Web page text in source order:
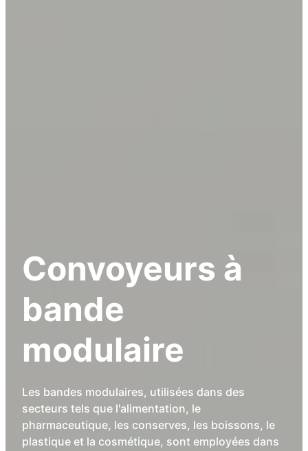
Convoyeurs à
bande
modulaire
Les bandes modulaires, utilisées dans des
secteurs tels que l'alimentation, le
pharmaceutique, les conserves, les boissons, le
plastique et la cosmétique, sont employées dans